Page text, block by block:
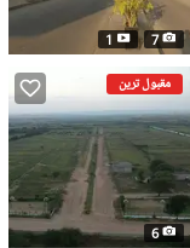
7
1
مقبول ترین
6